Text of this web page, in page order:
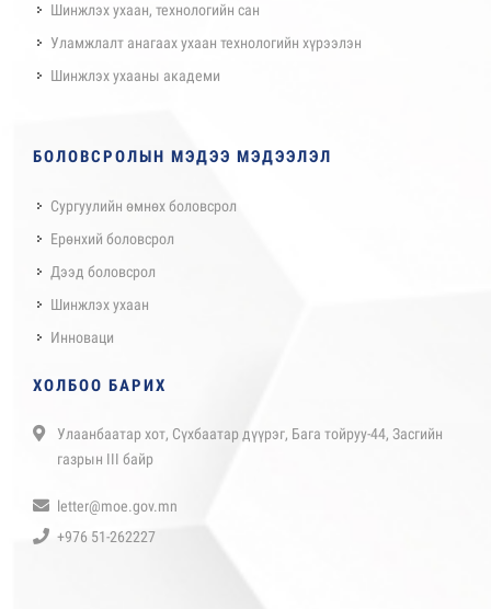
Шинжлэх ухаан, технологийн сан
Уламжлалт анагаах ухаан технологийн хүрээлэн
Шинжлэх ухааны академи
БОЛОВСРОЛЫН МЭДЭЭ МЭДЭЭЛЭЛ
Сургуулийн өмнөх боловсрол
Ерөнхий боловсрол
Дээд боловсрол
Шинжлэх ухаан
Инноваци
ХОЛБОО БАРИХ
Улаанбаатар хот, Сүхбаатар дүүрэг, Бага тойруу-44, Засгийн
газрын III байр
letter@moe.gov.mn
+976 51-262227